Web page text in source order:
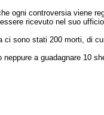
ogni controversia viene
ricevuto nel suo
ci sono stati 200 morti, di
a guadagnare 10